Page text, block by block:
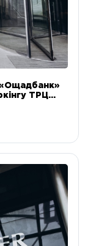
«Ощадбанк»
ТРЦ